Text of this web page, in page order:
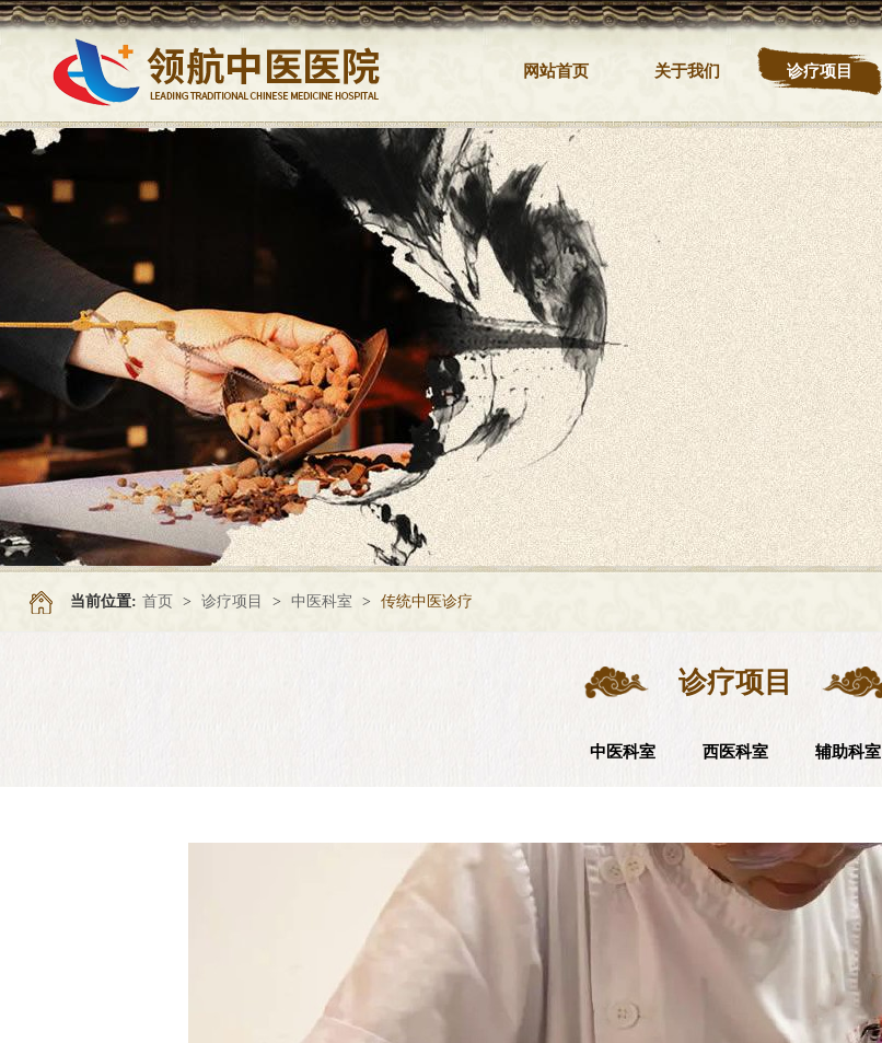
网站首页 关于我们 诊疗项目
当前位置: 首页 > 诊疗项目 > 中医科室 > 传统中医诊疗
诊疗项目
中医科室 西医科室 辅助科室